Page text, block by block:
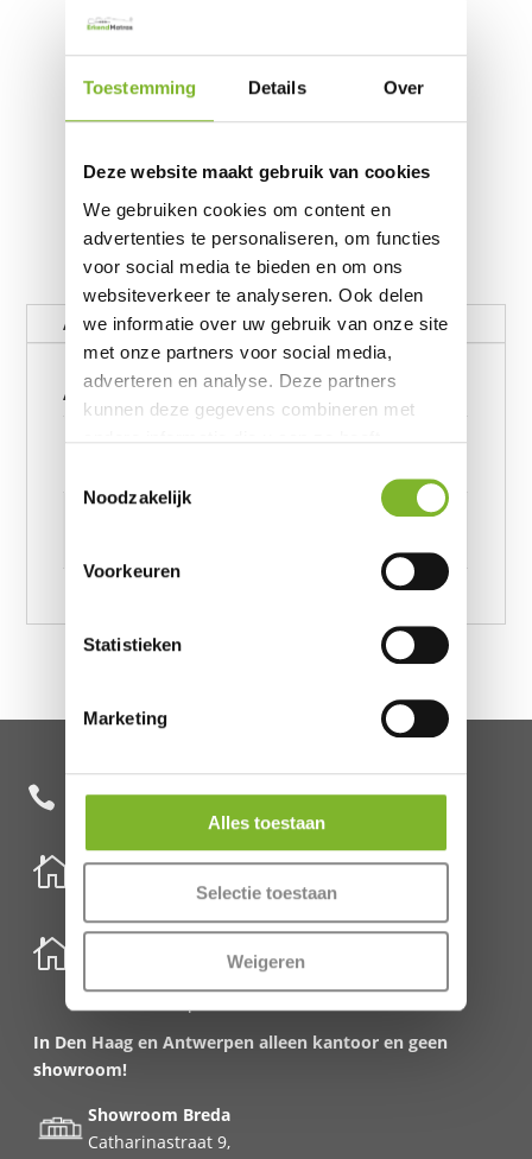
Toestemming Details Over
Deze website maakt gebruik van cookies
We gebruiken cookies om content en
advertenties te personaliseren, om functies
voor social media te bieden en om ons
websiteverkeer te analyseren. Ook delen
we informatie over uw gebruik van onze site
met onze partners voor social media,
adverteren en analyse. Deze partners
kunnen deze gegevens combineren met
basis van uw gebruik van hun services.
Noodzakelijk
Voorkeuren
Statistieken
Marketing
Alles toestaan
Selectie toestaan
Weigeren
Aanvullende informatie
Aanvullende informatie
 +31 85 482 0020

Nederland
Schenkkade 50k
2595 AR Den Haag

In Den Haag en Antwerpen alleen kantoor en geen
showroom!
Showroom Breda
Catharinastraat 9,